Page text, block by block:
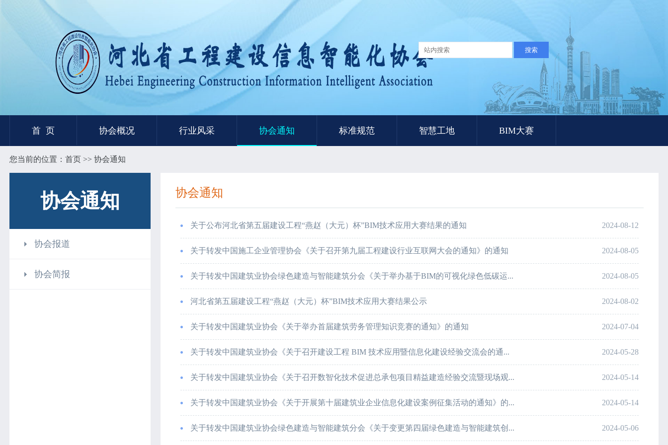
首 页 协会概况 行业风采 协会通知 标准规范 智慧工地 BIM大赛
您当前的位置： 首页 >> 协会通知
协会通知
协会报道
协会简报
协会通知
关于公布河北省第五届建设工程“燕赵（大元）杯”BIM技术应用大赛结果的通知 2024-08-12
关于转发中国施工企业管理协会《关于召开第九届工程建设行业互联网大会的通知》的通知 2024-08-05
关于转发中国建筑业协会绿色建造与智能建筑分会《关于举办基于BIM的可视化绿色低碳运... 2024-08-05
河北省第五届建设工程“燕赵（大元）杯”BIM技术应用大赛结果公示 2024-08-02
关于转发中国建筑业协会《关于举办首届建筑劳务管理知识竞赛的通知》的通知 2024-07-04
关于转发中国建筑业协会《关于召开建设工程 BIM 技术应用暨信息化建设经验交流会的通... 2024-05-28
关于转发中国建筑业协会《关于召开数智化技术促进总承包项目精益建造经验交流暨现场观... 2024-05-14
关于转发中国建筑业协会《关于开展第十届建筑业企业信息化建设案例征集活动的通知》的... 2024-05-14
关于转发中国建筑业协会绿色建造与智能建筑分会《关于变更第四届绿色建造与智能建筑创... 2024-05-06